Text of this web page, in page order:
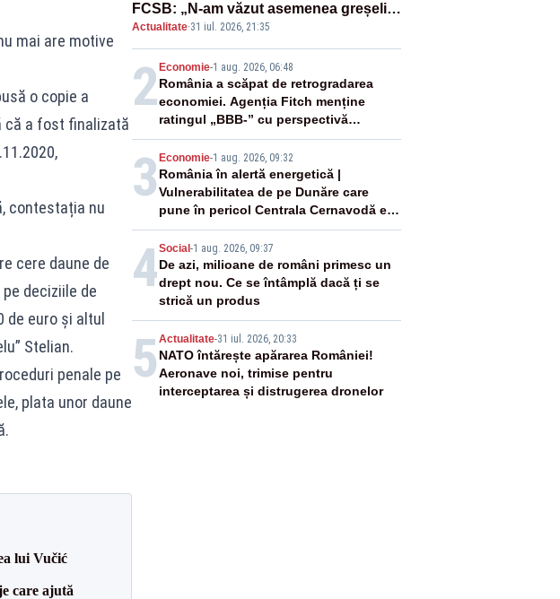
mai are motive
o copie a
că a fost finalizată
contestația nu
cere daune de
deciziile de
de euro și altul
Stelian.
penale pe
plata unor daune
lui Vučić
care ajută
FCSB: „N-am văzut asemenea greșeli
în 190 de meciuri europene”
Actualitate·31 iul. 2026, 21:35
2 Economie-1 aug. 2026, 06:48
România a scăpat de retrogradarea
economiei. Agenția Fitch menține
ratingul „BBB-” cu perspectivă
negativă
3 Economie-1 aug. 2026, 09:32
România în alertă energetică |
Vulnerabilitatea de pe Dunăre care
pune în pericol Centrala Cernavodă era
cunoscută de pe vremea lui Ceaușescu
4Social -1 aug. 2026, 09:37
De azi, milioane de români primesc un
drept nou. Ce se întâmplă dacă ți se
strică un produs
5 Actualitate-31 iul. 2026, 20:33
NATO întărește apărarea României!
Aeronave noi, trimise pentru
interceptarea și distrugerea dronelor